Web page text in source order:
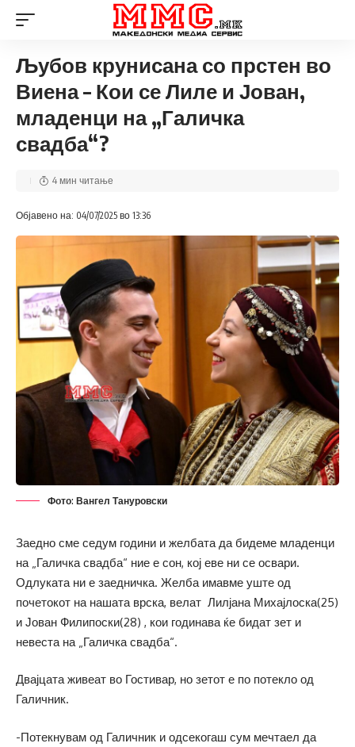
Љубов крунисана со прстен во
Виена – Кои се Лиле и Јован,
младенци на „Галичка
свадба“?
Објавено на: 04/07/2025 во 13:36
4 мин читање
Фото: Вангел Тануровски
Заедно сме седум години и желбата да бидеме младенци
на „Галичка свадба“ ние е сон, кој еве ни се освари.
Одлуката ни е заедничка. Желба имавме уште од
почетокот на нашата врска, велат Лилјана Михајлоска(25)
и Јован Филипоски(28) , кои годинава ќе бидат зет и
невеста на „Галичка свадба“.
Двајцата живеат во Гостивар, но зетот е по потекло од
Галичник.
-Потекнувам од Галичник и одсекогаш сум мечтаел да